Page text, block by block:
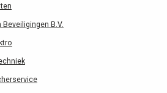
Beveiligingen B.V.